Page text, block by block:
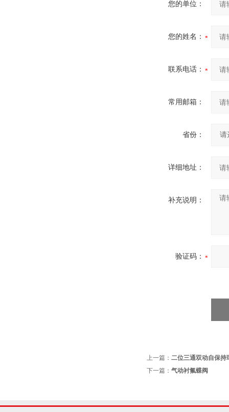
您的单位：
您的姓名：
联系电话：
常用邮箱：
省份：
详细地址：
补充说明：
验证码：
上一篇： 二位三通双动自保持
下一篇： 气动衬氟蝶阀